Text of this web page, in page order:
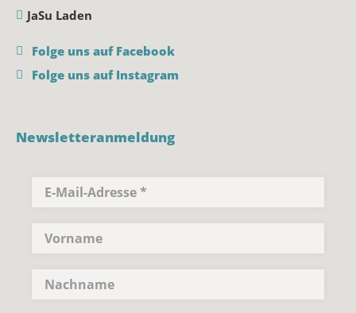
JaSu Laden
Folge uns auf Facebook
Folge uns auf Instagram
Newsletteranmeldung